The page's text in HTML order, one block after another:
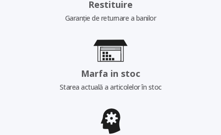
Restituire
Garanție de returnare a banilor
Marfa in stoc
Starea actuală a articolelor în stoc